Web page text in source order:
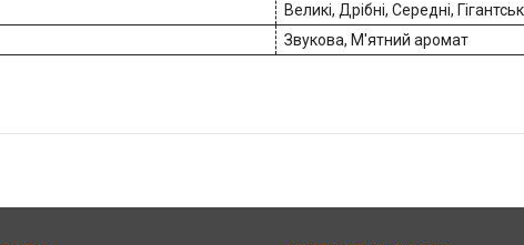
Великі, Дрібні, Середні,
Звукова, М'ятний аромат